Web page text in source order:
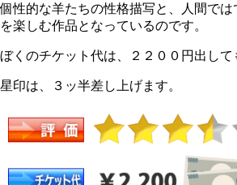
個性的な羊たちの性格描写と、人間で
を楽しむ作品となっているのです。
ぼくのチケット代は、２２００円出して
星印は、３ッ半差し上げます。